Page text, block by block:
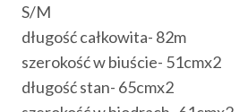
S/M
długość całkowita- 82m
szerokość w biuście- 51cmx2
długość stan- 65cmx2